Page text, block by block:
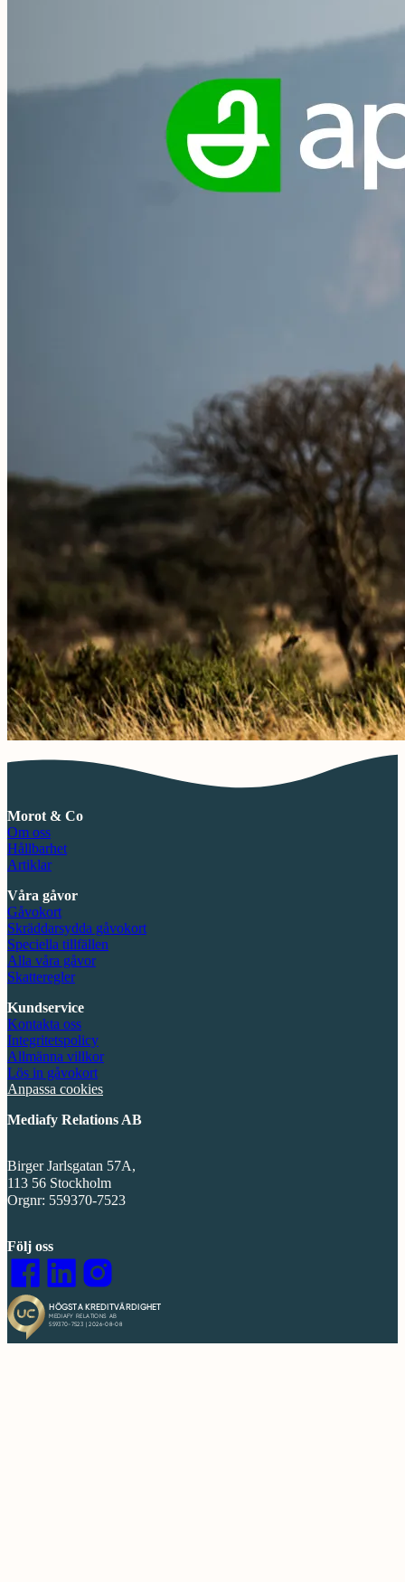
Morot & Co
Om oss
Hållbarhet
Artiklar
Våra gåvor
Gåvokort
Skräddarsydda gåvokort
Speciella tillfällen
Alla våra gåvor
Skatteregler
Kundservice
Kontakta oss
Integritetspolicy
Allmänna villkor
Lös in gåvokort
Anpassa cookies
Mediafy Relations AB
Birger Jarlsgatan 57A,
113 56 Stockholm
Orgnr: 559370-7523
Följ oss